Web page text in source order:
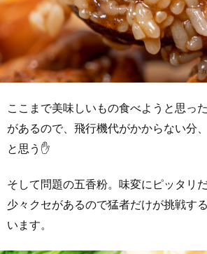
ここまで美味しいもの食べようと思っ
があるので、飛行機代がかからない分
と思う✋
そして問題の五香粉。味変にピッタリ
少々クセがあるので猛者だけが挑戦す
います。